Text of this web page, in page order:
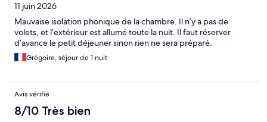
11 juin 2026
Mauvaise isolation phonique de la chambre. Il n’y a pas de
volets, et l’extérieur est allumé toute la nuit. Il faut réserver
d’avance le petit déjeuner sinon rien ne sera préparé.
Grégoire, séjour de 1 nuit
Avis vérifié
8/10 Très bien